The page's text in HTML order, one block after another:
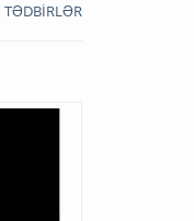
TƏDBİRLƏR